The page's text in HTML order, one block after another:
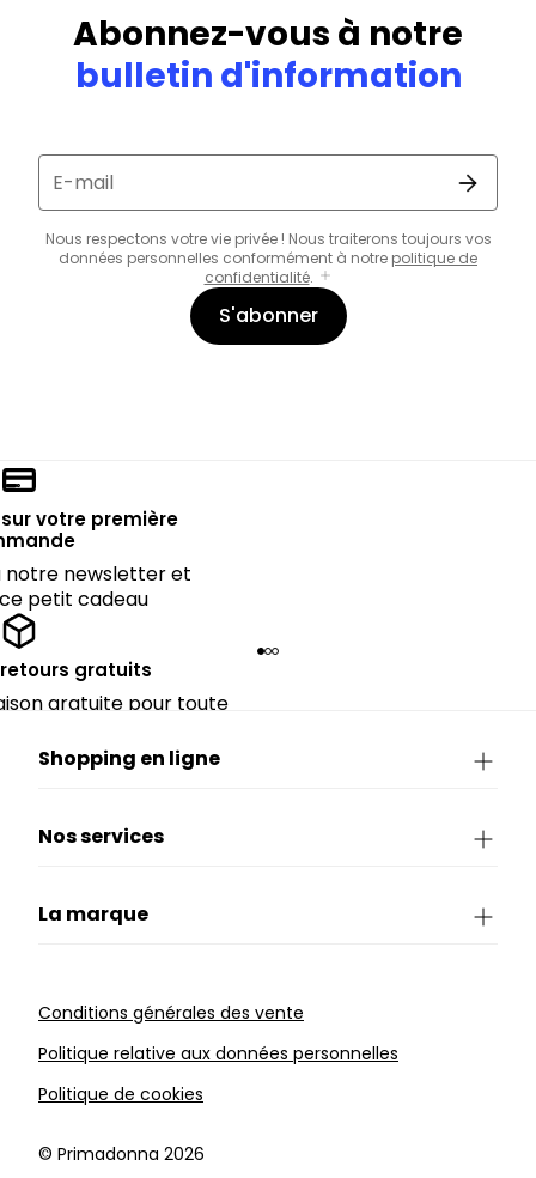
Abonnez-vous à notre
bulletin d'information
E-mail
Nous respectons votre vie privée ! Nous traiterons toujours vos
données personnelles conformément à notre politique de
confidentialité.
S'abonner
votre première
notre newsletter et
petit cadeau
gratuits
gratuite pour toute
Shopping en ligne
Nos services
La marque
Conditions générales des vente
Politique relative aux données personnelles
Politique de cookies
©️ Primadonna 2026